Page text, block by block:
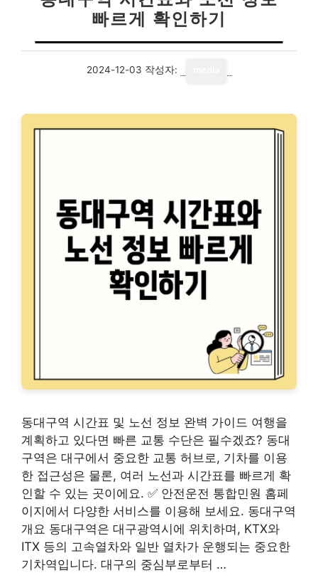
빠르게 확인하기
2024-12-03 작성자:
동대구역 시간표 및 노선 정보 완벽 가이드 여행을
계획하고 있다면 빠른 교통 수단은 필수겠죠? 동대
구역은 대구에서 중요한 교통 허브로, 기차를 이용
한 접근성은 물론, 여러 노선과 시간표를 빠르게 확
인할 수 있는 곳이에요. ✅ 안전운전 통합민원 홈페
이지에서 다양한 서비스를 이용해 보세요. 동대구역
개요 동대구역은 대구광역시에 위치하며, KTX와
ITX 등의 고속열차와 일반 열차가 운행되는 중요한
기차역입니다. 대구의 중심부로부터 …